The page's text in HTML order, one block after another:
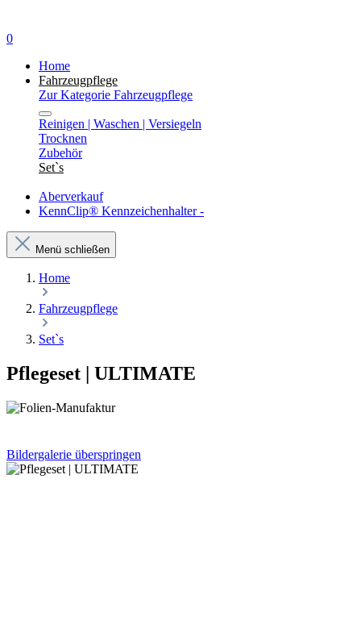
0
Home
Fahrzeugpflege
Zur Kategorie Fahrzeugpflege
Reinigen | Waschen | Versiegeln
Trocknen
Zubehör
Set`s
Aberverkauf
KennClip® Kennzeichenhalter -
Menü schließen
Home
Fahrzeugpflege
Set`s
Pflegeset | ULTIMATE
Bildergalerie überspringen